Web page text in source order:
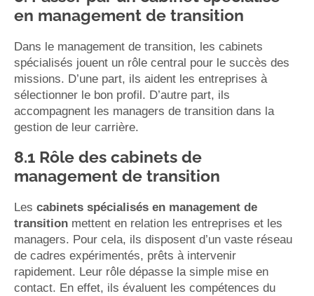
en management de transition
Dans le management de transition, les cabinets
spécialisés jouent un rôle central pour le succès des
missions. D’une part, ils aident les entreprises à
sélectionner le bon profil. D’autre part, ils
accompagnent les managers de transition dans la
gestion de leur carrière.
8.1 Rôle des cabinets de
management de transition
Les cabinets spécialisés en management de
transition mettent en relation les entreprises et les
managers. Pour cela, ils disposent d’un vaste réseau
de cadres expérimentés, prêts à intervenir
rapidement. Leur rôle dépasse la simple mise en
contact. En effet, ils évaluent les compétences du